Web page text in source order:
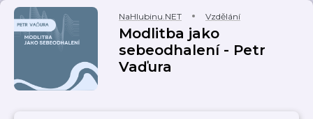
NaHlubinu.NET Vzdělání
Modlitba jako
sebeodhalení - Petr
Vaďura